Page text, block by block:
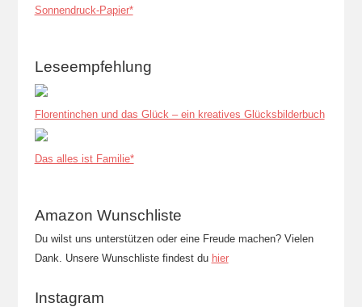
Sonnendruck-Papier*
Leseempfehlung
Florentinchen und das Glück – ein kreatives Glücksbilderbuch
Das alles ist Familie*
Amazon Wunschliste
Du wilst uns unterstützen oder eine Freude machen? Vielen
Dank. Unsere Wunschliste findest du hier
Instagram